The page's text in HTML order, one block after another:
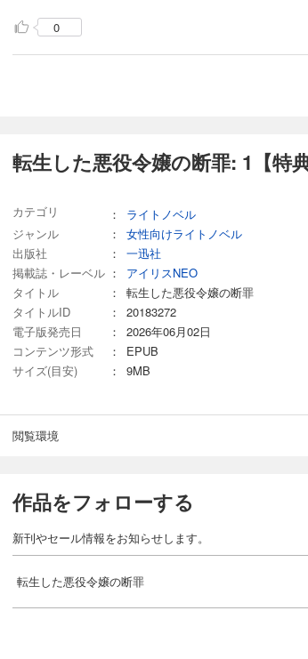
0
転生した悪役令嬢の断罪: 1【特
カテゴリ ：
ライトノベル
ジャンル
：
女性向けライトノベル
出版社
：
一迅社
掲載誌・レーベル ：
アイリスNEO
タイトル
：
転生した悪役令嬢の断罪
タイトルID
：
20183272
電子版発売日
：
2026年06月02日
コンテンツ形式
：
EPUB
サイズ(目安)
： 9MB
閲覧環境
作品をフォローする
新刊やセール情報をお知らせします。
転生した悪役令嬢の断罪